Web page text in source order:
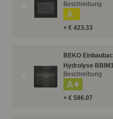
+ € 423.33
A
Beschreibung
BEKO
Hydrolyse
+ € 586.07
A+
Beschreibung